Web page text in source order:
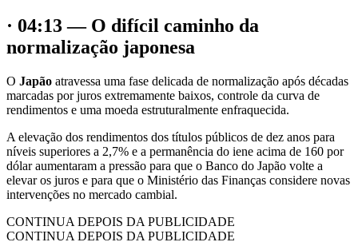
· 04:13 — O difícil caminho da
normalização japonesa
O Japão atravessa uma fase delicada de normalização após décadas
marcadas por juros extremamente baixos, controle da curva de
rendimentos e uma moeda estruturalmente enfraquecida.
A elevação dos rendimentos dos títulos públicos de dez anos para
níveis superiores a 2,7% e a permanência do iene acima de 160 por
dólar aumentaram a pressão para que o Banco do Japão volte a
elevar os juros e para que o Ministério das Finanças considere novas
intervenções no mercado cambial.
CONTINUA DEPOIS DA PUBLICIDADE
CONTINUA DEPOIS DA PUBLICIDADE